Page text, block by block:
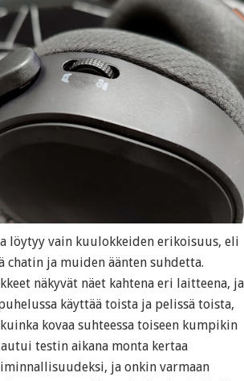
löytyy vain kuulokkeiden erikoisuus, eli
chatin ja muiden äänten suhdetta.
näkyvät näet kahtena eri laitteena, ja
käyttää toista ja pelissä toista,
kovaa suhteessa toiseen kumpikin
testin aikana monta kertaa
ja onkin varmaan